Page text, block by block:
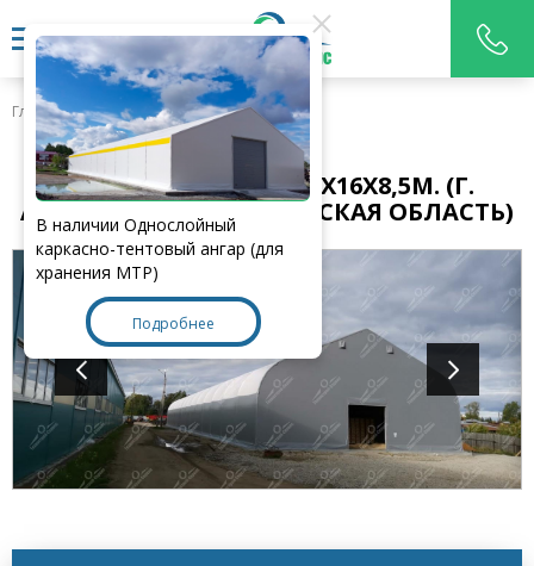
Главная > Наши работы
УТЕПЛЁННЫЙ ЦЕХ 70Х16Х8,5М. (Г.
АЛАПАЕВСК, СВЕРДЛОВСКАЯ ОБЛАСТЬ)
В наличии Однослойный
каркасно-тентовый ангар (для
хранения МТР)
Подробнее